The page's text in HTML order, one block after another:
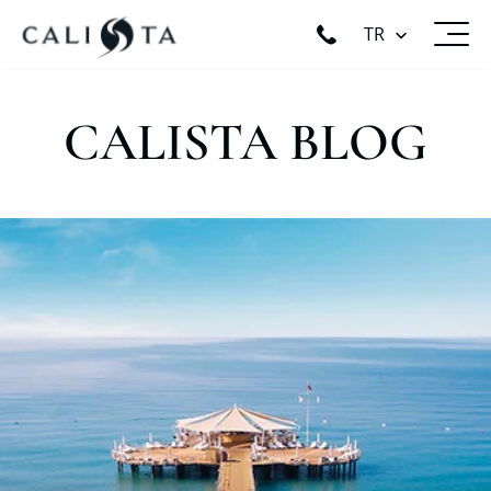
TR
CALISTA BLOG